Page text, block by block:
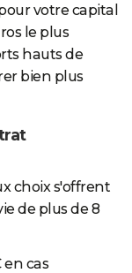
votre capital
le plus
hauts de
bien plus
choix s'offrent
de plus de 8
cas